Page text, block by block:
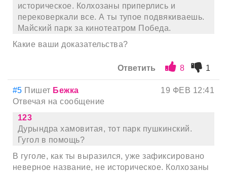
историческое. Колхозаны приперлись и
перековеркали все. А ты тупое подвякиваешь.
Майский парк за кинотеатром Победа.
Какие ваши доказательства?
Ответить 8 1
#5 Пишет Бежка
19 ФЕВ 12:41
Отвечая на сообщение
123
Дурындра хамовитая, тот парк пушкинский.
Гугол в помощь?
В гуголе, как ты выразился, уже зафиксировано
неверное название, не историческое. Колхозаны